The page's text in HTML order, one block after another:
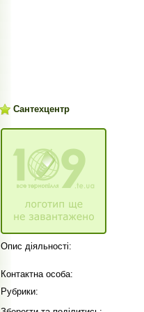
Сантехцентр
Опис діяльності:
Контактна особа:
Рубрики: